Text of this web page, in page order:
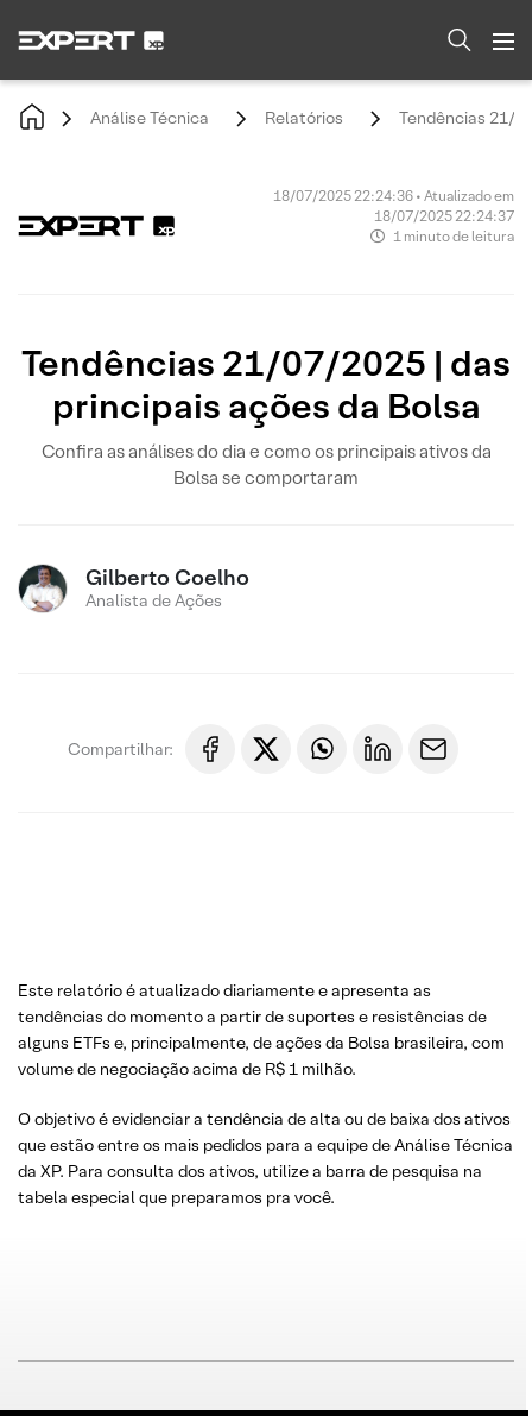
Análise Técnica Relatórios Tendências 21/
18/07/2025 22:24:36 • Atualizado em
18/07/2025 22:24:37
1 minuto de leitura
Tendências 21/07/2025 | das
principais ações da Bolsa
Confira as análises do dia e como os principais ativos da
Bolsa se comportaram
Gilberto Coelho
Analista de Ações
Compartilhar:
Este relatório é atualizado diariamente e apresenta as
tendências do momento a partir de suportes e resistências de
alguns ETFs e, principalmente, de ações da Bolsa brasileira, com
volume de negociação acima de R$ 1 milhão.
O objetivo é evidenciar a tendência de alta ou de baixa dos ativos
que estão entre os mais pedidos para a equipe de Análise Técnica
da XP. Para consulta dos ativos, utilize a barra de pesquisa na
tabela especial que preparamos pra você.